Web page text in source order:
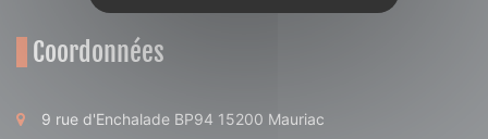
Coordonnées
9 rue d'Enchalade BP94 15200 Mauriac